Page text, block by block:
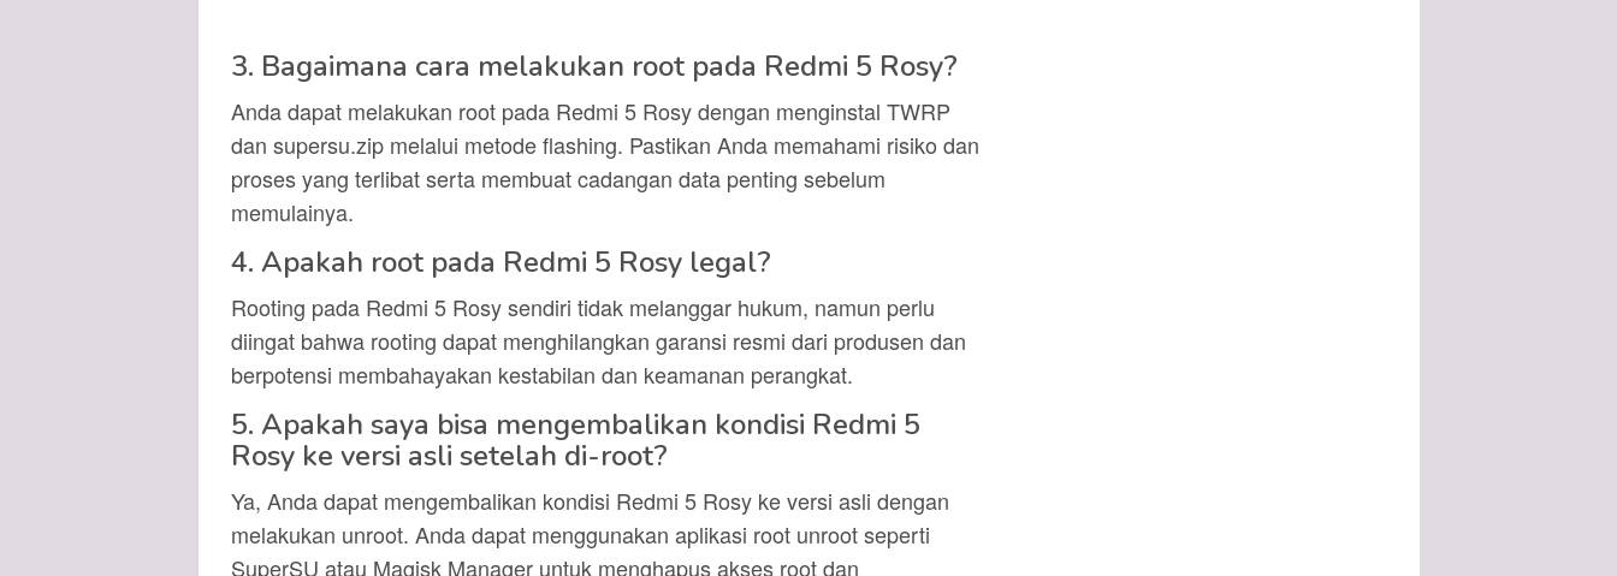
3. Bagaimana cara melakukan root pada Redmi 5 Rosy?
Anda dapat melakukan root pada Redmi 5 Rosy dengan menginstal TWRP
dan supersu.zip melalui metode flashing. Pastikan Anda memahami risiko dan
proses yang terlibat serta membuat cadangan data penting sebelum
memulainya.
4. Apakah root pada Redmi 5 Rosy legal?
Rooting pada Redmi 5 Rosy sendiri tidak melanggar hukum, namun perlu
diingat bahwa rooting dapat menghilangkan garansi resmi dari produsen dan
berpotensi membahayakan kestabilan dan keamanan perangkat.
5. Apakah saya bisa mengembalikan kondisi Redmi 5
Rosy ke versi asli setelah di-root?
Ya, Anda dapat mengembalikan kondisi Redmi 5 Rosy ke versi asli dengan
melakukan unroot. Anda dapat menggunakan aplikasi root unroot seperti
SuperSU atau Magisk Manager untuk menghapus akses root dan